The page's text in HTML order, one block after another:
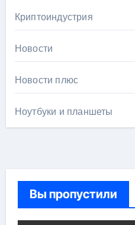
Криптоиндустрия
Новости
Новости плюс
Ноутбуки и планшеты
Вы пропустили